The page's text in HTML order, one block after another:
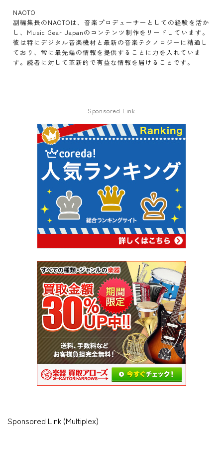
NAOTO
副編集長のNAOTOは、音楽プロデューサーとしての経験を活か
し、Music Gear Japanのコンテンツ制作をリードしています。
彼は特にデジタル音楽機材と最新の音楽テクノロジーに精通し
ており、常に最先端の情報を提供することに力を入れていま
す。読者に対して革新的で有益な情報を届けることです。
Sponsored Link
Sponsored Link (Multiplex)